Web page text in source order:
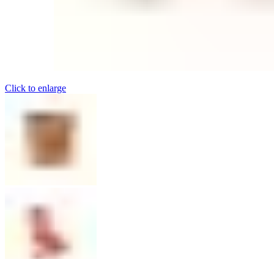
Click to enlarge